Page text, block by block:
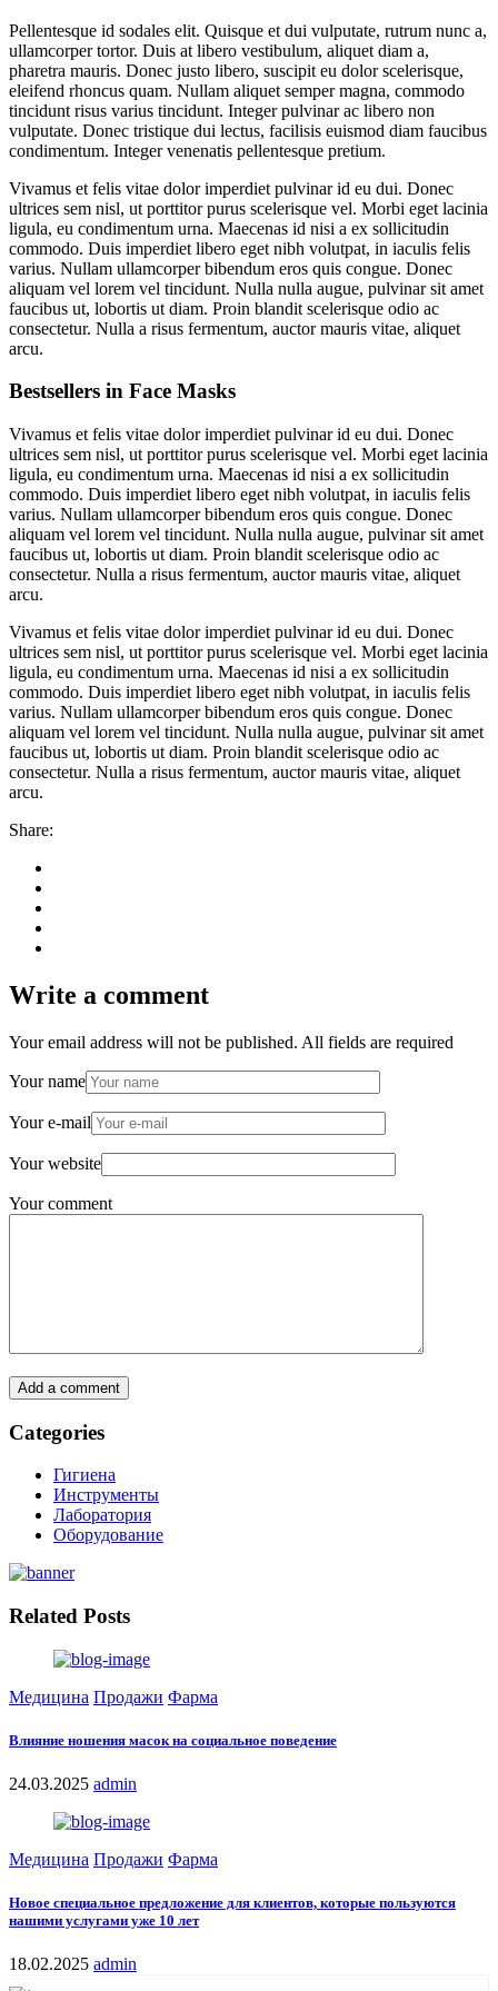
Pellentesque id sodales elit. Quisque et dui vulputate, rutrum nunc a,
ullamcorper tortor. Duis at libero vestibulum, aliquet diam a,
pharetra mauris. Donec justo libero, suscipit eu dolor scelerisque,
eleifend rhoncus quam. Nullam aliquet semper magna, commodo
tincidunt risus varius tincidunt. Integer pulvinar ac libero non
vulputate. Donec tristique dui lectus, facilisis euismod diam faucibus
condimentum. Integer venenatis pellentesque pretium.
Vivamus et felis vitae dolor imperdiet pulvinar id eu dui. Donec
ultrices sem nisl, ut porttitor purus scelerisque vel. Morbi eget lacinia
ligula, eu condimentum urna. Maecenas id nisi a ex sollicitudin
commodo. Duis imperdiet libero eget nibh volutpat, in iaculis felis
varius. Nullam ullamcorper bibendum eros quis congue. Donec
aliquam vel lorem vel tincidunt. Nulla nulla augue, pulvinar sit amet
faucibus ut, lobortis ut diam. Proin blandit scelerisque odio ac
consectetur. Nulla a risus fermentum, auctor mauris vitae, aliquet
arcu.
Bestsellers in Face Masks
Vivamus et felis vitae dolor imperdiet pulvinar id eu dui. Donec
ultrices sem nisl, ut porttitor purus scelerisque vel. Morbi eget lacinia
ligula, eu condimentum urna. Maecenas id nisi a ex sollicitudin
commodo. Duis imperdiet libero eget nibh volutpat, in iaculis felis
varius. Nullam ullamcorper bibendum eros quis congue. Donec
aliquam vel lorem vel tincidunt. Nulla nulla augue, pulvinar sit amet
faucibus ut, lobortis ut diam. Proin blandit scelerisque odio ac
consectetur. Nulla a risus fermentum, auctor mauris vitae, aliquet
arcu.
Vivamus et felis vitae dolor imperdiet pulvinar id eu dui. Donec
ultrices sem nisl, ut porttitor purus scelerisque vel. Morbi eget lacinia
ligula, eu condimentum urna. Maecenas id nisi a ex sollicitudin
commodo. Duis imperdiet libero eget nibh volutpat, in iaculis felis
varius. Nullam ullamcorper bibendum eros quis congue. Donec
aliquam vel lorem vel tincidunt. Nulla nulla augue, pulvinar sit amet
faucibus ut, lobortis ut diam. Proin blandit scelerisque odio ac
consectetur. Nulla a risus fermentum, auctor mauris vitae, aliquet
arcu.
Share:
Write a comment
Your email address will not be published. All fields are required
Your name
Your e-mail
Your website
Your comment
Add a comment
Categories
Гигиена
Инструменты
Лаборатория
Оборудование
Related Posts
Медицина Продажи Фарма
Влияние ношения масок на социальное поведение
24.03.2025 admin
Медицина Продажи Фарма
Новое специальное предложение для клиентов, которые пользуются
нашими услугами уже 10 лет
18.02.2025 admin